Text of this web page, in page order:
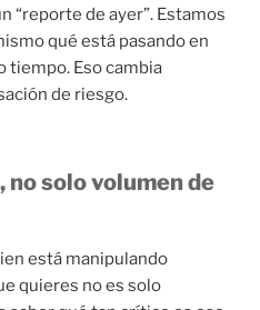
“reporte de ayer”. Estamos
qué está pasando en
tiempo. Eso cambia
de riesgo.
solo volumen de
está manipulando
quieres no es solo